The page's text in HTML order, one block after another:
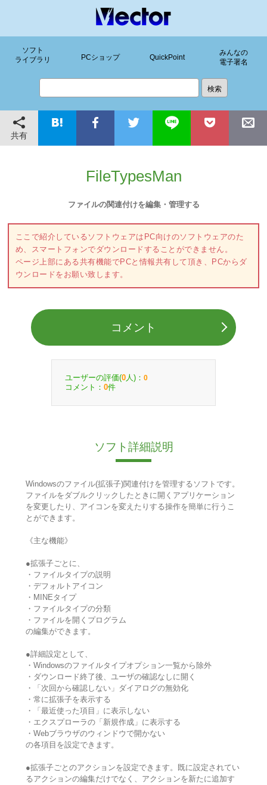
ソフト
ライブラリ
PCショップ QuickPoint
みんなの
電子署名
共有
FileTypesMan
ファイルの関連付けを編集・管理する
ここで紹介しているソフトウェアはPC向けのソフトウェアのた
め、スマートフォンでダウンロードすることができません。
ページ上部にある共有機能でPCと情報共有して頂き、PCからダ
ウンロードをお願い致します。
コメント
ユーザーの評価(0 人)： 0
コメント： 0件
ソフト詳細説明
Windowsのファイル(拡張子)関連付けを管理するソフトです。
ファイルをダブルクリックしたときに開くアプリケーション
を変更したり、アイコンを変えたりする操作を簡単に行うこ
とができます。
《主な機能》
●拡張子ごとに、
・ファイルタイプの説明
・デフォルトアイコン
・MINEタイプ
・ファイルタイプの分類
・ファイルを開くプログラム
の編集ができます。
●詳細設定として、
・Windowsのファイルタイプオプション一覧から除外
・ダウンロード終了後、ユーザの確認なしに開く
・「次回から確認しない」ダイアログの無効化
・常に拡張子を表示する
・「最近使った項目」に表示しない
・エクスプローラの「新規作成」に表示する
・Webブラウザのウィンドウで開かない
の各項目を設定できます。
●拡張子ごとのアクションを設定できます。既に設定されてい
るアクションの編集だけでなく、アクションを新たに追加す